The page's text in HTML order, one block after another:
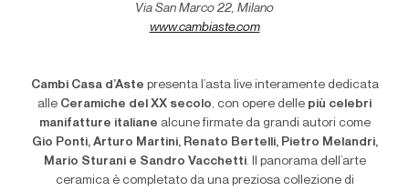
Via San Marco 22, Milano
www.cambiaste.com
Cambi Casa d’Aste presenta l’asta live interamente dedicata
alle Ceramiche del XX secolo, con opere delle più celebri
manifatture italiane alcune firmate da grandi autori come
Gio Ponti, Arturo Martini, Renato Bertelli, Pietro Melandri,
Mario Sturani e Sandro Vacchetti. Il panorama dell’arte
ceramica è completato da una preziosa collezione di